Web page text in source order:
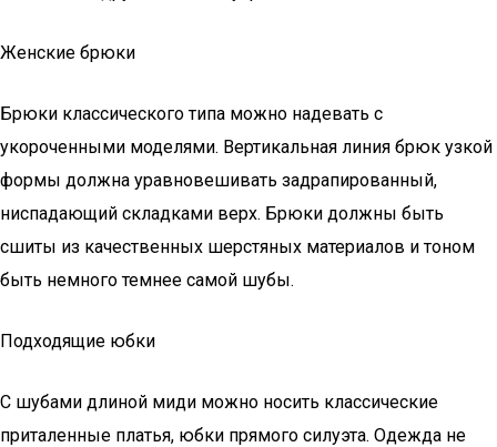
Женские брюки
Брюки классического типа можно надевать с
укороченными моделями. Вертикальная линия брюк узкой
формы должна уравновешивать задрапированный,
ниспадающий складками верх. Брюки должны быть
сшиты из качественных шерстяных материалов и тоном
быть немного темнее самой шубы.
Подходящие юбки
С шубами длиной миди можно носить классические
приталенные платья, юбки прямого силуэта. Одежда не